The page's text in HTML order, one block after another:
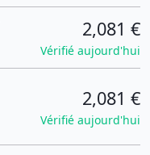
2,081 €
Vérifié aujourd'hui
2,081 €
Vérifié aujourd'hui